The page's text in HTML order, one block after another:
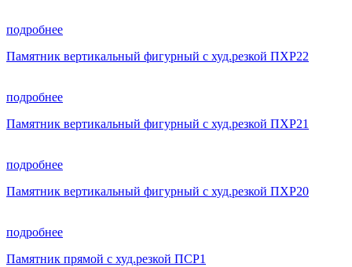
подробнее
Памятник вертикальный фигурный с худ.резкой ПХР22
подробнее
Памятник вертикальный фигурный с худ.резкой ПХР21
подробнее
Памятник вертикальный фигурный с худ.резкой ПХР20
подробнее
Памятник прямой с худ.резкой ПСР1